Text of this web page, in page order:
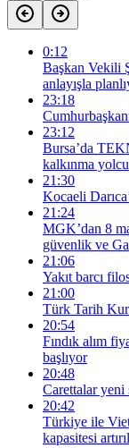
0:12
Başkan Vekili
anlayışla
23:18
23:12
Bursa’da
kalkınma
21:30
Kocaeli
21:24
MGK’dan 8
güvenlik ve
21:06
Yakıt barcı
21:00
Türk Tarih
20:54
Fındık alım
başlıyor
20:48
Carettalar yeni
20:42
Türkiye ile
kapasitesi